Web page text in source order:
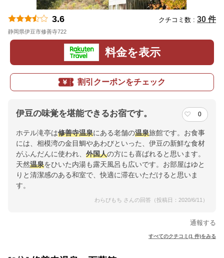
3.6 クチコミ数 : 30 件
静岡県伊豆市修善寺722
料金を表示
割引クーポンをチェック
伊豆の味覚を堪能できるお宿です。 0
ホテル滝亭は修善寺温泉にある老舗の温泉旅館です。お食事
には、相模湾の金目鯛やあわびといった、伊豆の新鮮な食材
がふんだんに使われ、 外国人の方にも喜ばれると思います。
天然温泉をひいた内湯も露天風呂も広いです。お部屋はゆと
りと清潔感のある和室で、快適に滞在いただけると思いま
す。
わらびもち さんの回答（投稿日：2020/6/11）
通報する
すべてのクチコミ(1 件)をみる